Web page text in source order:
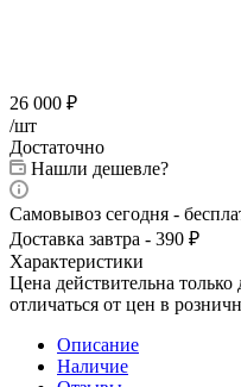
26 000 ₽
/шт
Достаточно
Нашли дешевле?
Самовывоз сегодня -
Доставка завтра - 390 ₽
Характеристики
Цена действительна
отличаться от цен в
Описание
Наличие